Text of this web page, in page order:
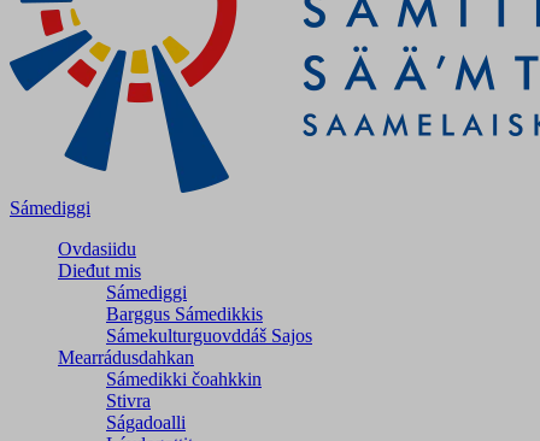
Sámediggi
Ovdasiidu
Dieđut mis
Sámediggi
Barggus Sámedikkis
Sámekulturguovddáš Sajos
Mearrádusdahkan
Sámedikki čoahkkin
Stivra
Ságadoalli